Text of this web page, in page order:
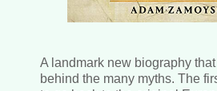
A landmark new biography
behind the many myths. The